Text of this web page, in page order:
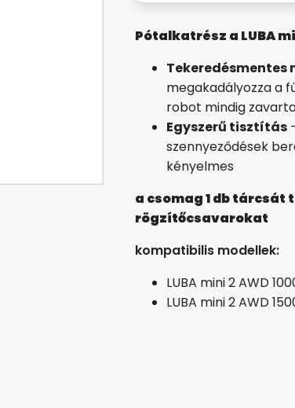
pengéhez
Pótalkatrész a LUBA
Tekeredésmentes
megakadályozza a
robot mindig
Egyszerű tisztítás
szennyeződések
kényelmes
a csomag 1 db tárcsát
rögzítőcsavarokat
kompatibilis modellek:
LUBA mini 2 AWD
LUBA mini 2 AWD